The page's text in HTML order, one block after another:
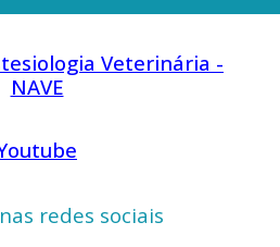
Veterinária -
NAVE
redes sociais